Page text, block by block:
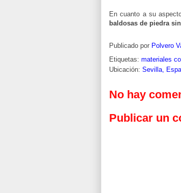
En cuanto a su
baldosas de piedra
Publicado por Polvero
Etiquetas: materiales
Ubicación: Sevilla,
No hay
Publicar un